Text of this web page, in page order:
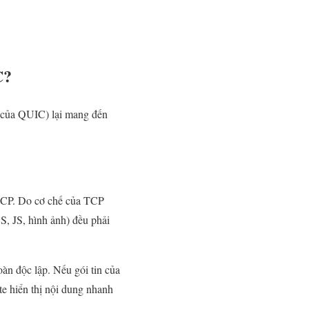
QUIC) lại mang đến
Do cơ chế của TCP
JS, hình ảnh) đều phải
độc lập. Nếu gói tin của
hiển thị nội dung nhanh